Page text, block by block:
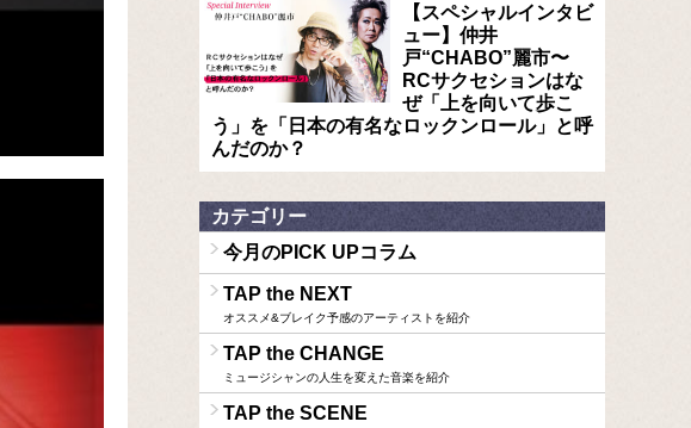
【スペシャルインタビ
ュー】仲井
戸“CHABO”麗市〜
RCサクセションはな
ぜ「上を向いて歩こ
う」を「日本の有名なロックンロール」と呼
んだのか？
カテゴリー
今月のPICK UPコラム
TAP the NEXT
オススメ&ブレイク予感のアーティストを紹介
TAP the CHANGE
ミュージシャンの人生を変えた音楽を紹介
TAP the SCENE